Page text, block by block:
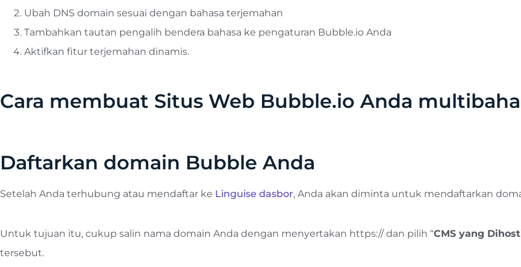
Ubah DNS domain sesuai dengan bahasa terjemahan
Tambahkan tautan pengalih bendera bahasa ke pengaturan Bubble.io Anda
Aktifkan fitur terjemahan dinamis.
Cara membuat Situs Web Bubble.io Anda
Daftarkan domain Bubble Anda
Setelah Anda terhubung atau mendaftar ke Linguise dasbor, Anda akan diminta untuk mendaftarkan
Untuk tujuan itu, cukup salin nama domain Anda dengan menyertakan https:// dan pilih “CMS yang
tersebut.